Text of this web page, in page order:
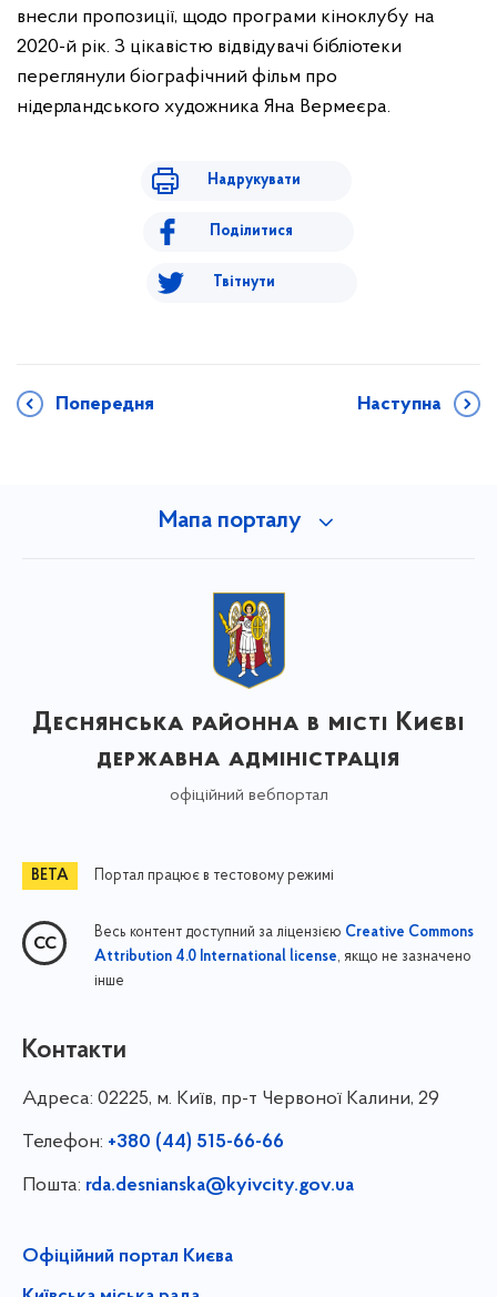
внесли пропозиції, щодо програми кіноклубу на
2020-й рік. З цікавістю відвідувачі бібліотеки
переглянули біографічний фільм про
нідерландського художника Яна Вермеєра.
Надрукувати
Поділитися
Твітнути
Попередня Наступна
Мапа порталу
Деснянська районна в місті Києві
державна адміністрація
офіційний вебпортал
Портал працює в тестовому режимі
Весь контент доступний за ліцензією Creative Commons
Attribution 4.0 International license, якщо не зазначено
інше
Контакти
Адреса: 02225, м. Київ, пр-т Червоної Калини, 29
Телефон: +380 (44) 515-66-66
Пошта: rda.desnianska@kyivcity.gov.ua
Офіційний портал Києва